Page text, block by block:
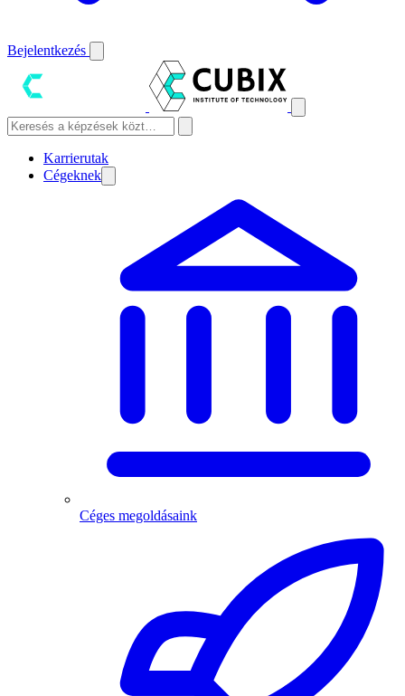
Bejelentkezés
Karrierutak
Cégeknek
Céges megoldásaink